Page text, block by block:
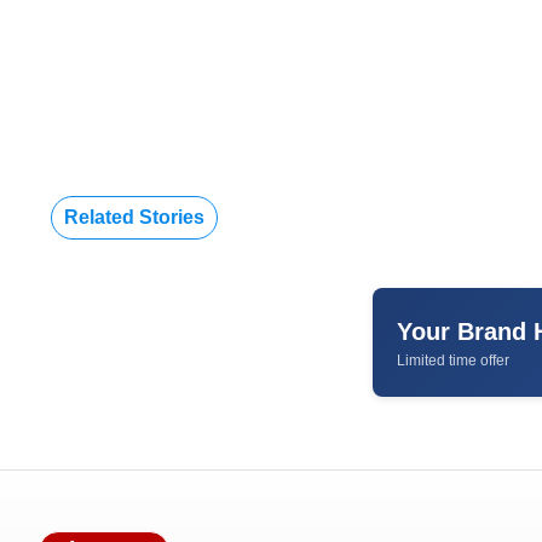
Related Stories
Your Brand
Limited time offer